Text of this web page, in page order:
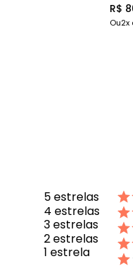
R$
Ou2x
5estrelas
4estrelas
3estrelas
2estrelas
1estrela